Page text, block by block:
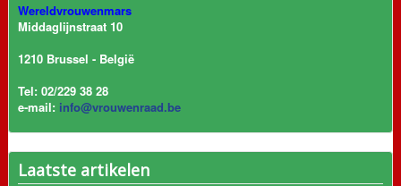
Wereldvrouwenmars
Middaglijnstraat 10
1210 Brussel - België
Tel: 02/229 38 28
e-mail: info@vrouwenraad.be
Laatste artikelen